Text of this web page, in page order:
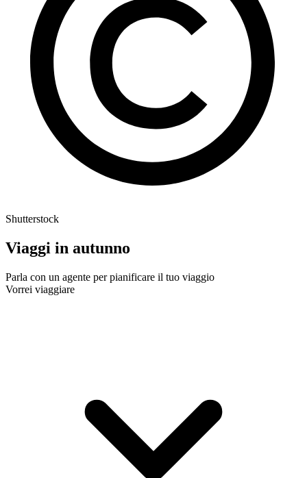
Shutterstock
Viaggi in autunno
Parla con un agente per pianificare il tuo viaggio
Vorrei viaggiare